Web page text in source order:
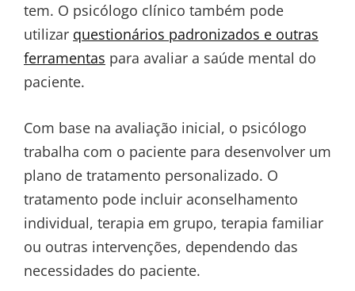
tem. O psicólogo clínico também pode
utilizar questionários padronizados e outras
ferramentas para avaliar a saúde mental do
paciente.
Com base na avaliação inicial, o psicólogo
trabalha com o paciente para desenvolver um
plano de tratamento personalizado. O
tratamento pode incluir aconselhamento
individual, terapia em grupo, terapia familiar
ou outras intervenções, dependendo das
necessidades do paciente.